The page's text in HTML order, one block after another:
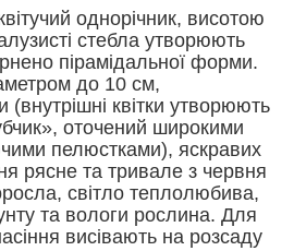
однорічник, висотою
стебла утворюють
пірамідальної форми.
до 10 см,
(внутрішні квітки утворюють
оточений широкими
пелюстками), яскравих
рясне та тривале з червня
світло теплолюбива,
та вологи рослина. Для
висівають на розсаду